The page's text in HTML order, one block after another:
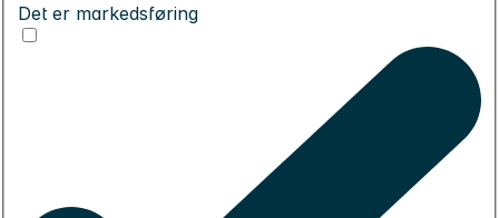
Det er markedsføring